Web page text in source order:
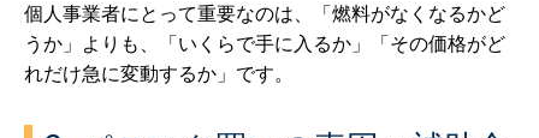
個人事業者にとって重要なのは、「燃料がなくなるかど
うか」よりも、「いくらで手に入るか」「その価格がど
れだけ急に変動するか」です。